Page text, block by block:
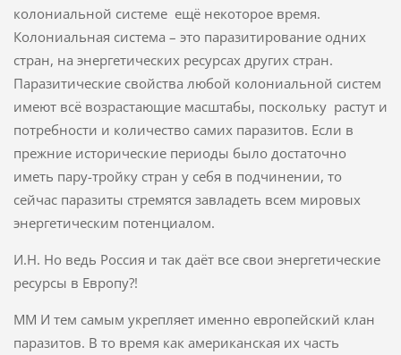
колониальной системе ещё некоторое время.
Колониальная система – это паразитирование одних
стран, на энергетических ресурсах других стран.
Паразитические свойства любой колониальной систем
имеют всё возрастающие масштабы, поскольку растут и
потребности и количество самих паразитов. Если в
прежние исторические периоды было достаточно
иметь пару-тройку стран у себя в подчинении, то
сейчас паразиты стремятся завладеть всем мировых
энергетическим потенциалом.
И.Н. Но ведь Россия и так даёт все свои энергетические
ресурсы в Европу?!
ММ И тем самым укрепляет именно европейский клан
паразитов. В то время как американская их часть